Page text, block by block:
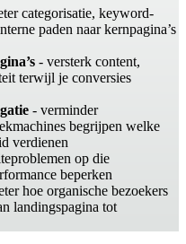
categorisatie, keyword-
paden naar kernpagina’s
- versterk content,
terwijl je conversies
- verminder
begrijpen welke
verdienen
op die
beperken
hoe organische bezoekers
landingspagina tot